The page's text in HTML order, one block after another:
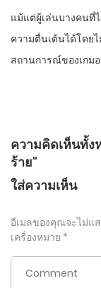
แม้แต่ผู้เล่นบางคนที่
ความตื่นเต้นได้โดย
สถานการณ์ของเกม
ความคิดเห็นทั้ง
ร้าย"
ใส่ความเห็น
อีเมลของคุณจะไม่แ
เครื่องหมาย *